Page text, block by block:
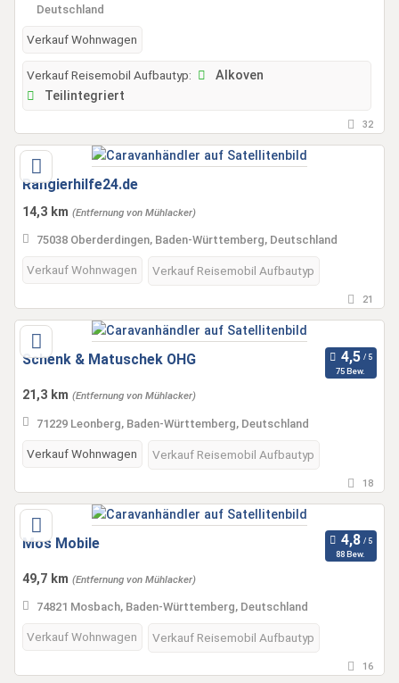
Deutschland
Verkauf Wohnwagen
Verkauf Reisemobil Aufbautyp:
Alkoven
Teilintegriert
32
Rangierhilfe24.de
14,3 km (Entfernung von Mühlacker)
75038 Oberderdingen, Baden-Württemberg, Deutschland
Verkauf Wohnwagen Verkauf Reisemobil Aufbautyp
21
Schenk & Matuschek OHG
75 Bew.
21,3 km (Entfernung von Mühlacker)
71229 Leonberg, Baden-Württemberg, Deutschland
Verkauf Wohnwagen Verkauf Reisemobil Aufbautyp
18
Mos Mobile
88 Bew.
49,7 km (Entfernung von Mühlacker)
74821 Mosbach, Baden-Württemberg, Deutschland
Verkauf Wohnwagen Verkauf Reisemobil Aufbautyp
16